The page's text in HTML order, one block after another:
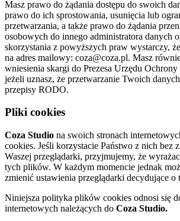
Masz prawo do żądania dostępu do swoich
prawo do ich sprostowania, usunięcia lub
przetwarzania, a także prawo do żądania
osobowych do innego administratora danych
skorzystania z powyższych praw wystarczy,
na adres mailowy: coza@coza.pl. Masz
wniesienia skargi do Prezesa Urzędu
jeżeli uznasz, że przetwarzanie Twoich
przepisy RODO.
Pliki cookies
Coza Studio na swoich stronach
cookies. Jeśli korzystacie Państwo z nich bez
Waszej przeglądarki, przyjmujemy, że
tych plików. W każdym momencie jednak
zmienić ustawienia przeglądarki decydujące o
Niniejsza polityka plików cookies odnosi się
internetowych należących do Coza Studio.